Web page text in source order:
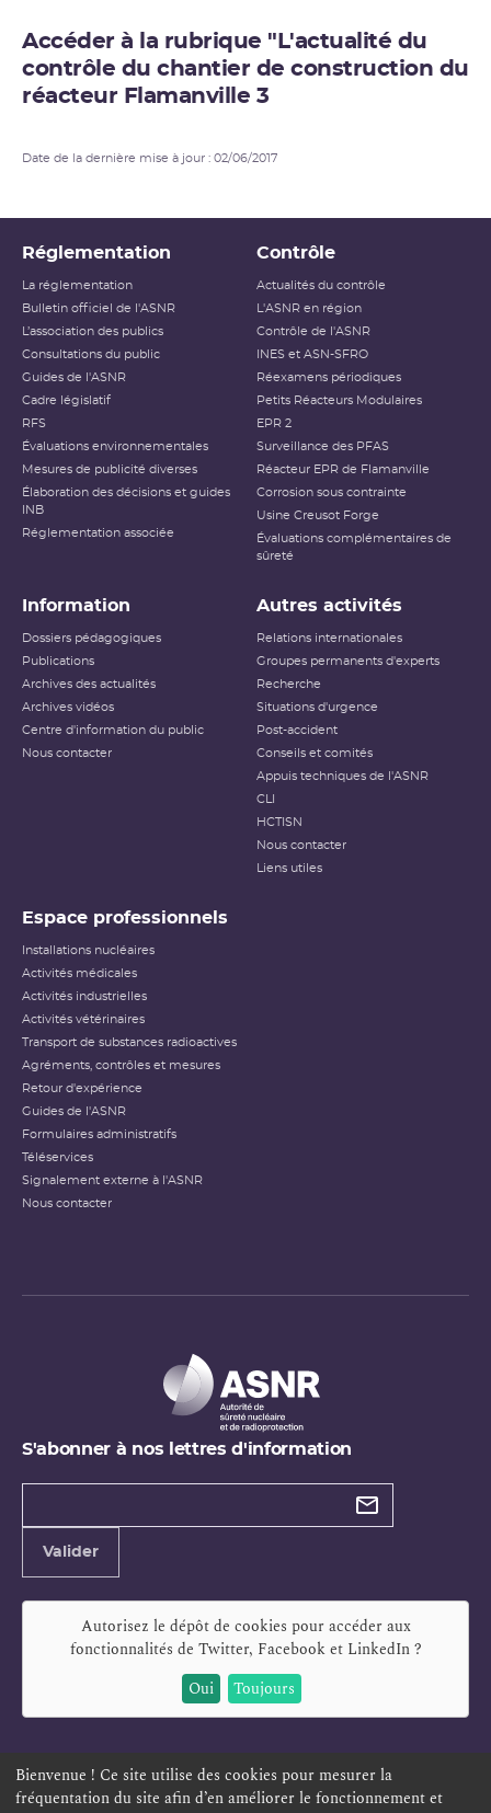
Accéder à la rubrique "L'actualité du
contrôle du chantier de construction du
réacteur Flamanville 3
Date de la dernière mise à jour : 02/06/2017
Réglementation
La réglementation
Bulletin officiel de l'ASNR
L’association des publics
Consultations du public
Guides de l'ASNR
Cadre législatif
RFS
Évaluations environnementales
Mesures de publicité diverses
Élaboration des décisions et guides
INB
Réglementation associée
Contrôle
Actualités du contrôle
L'ASNR en région
Contrôle de l'ASNR
INES et ASN-SFRO
Réexamens périodiques
Petits Réacteurs Modulaires
EPR 2
Surveillance des PFAS
Réacteur EPR de Flamanville
Corrosion sous contrainte
Usine Creusot Forge
Évaluations complémentaires de
sûreté
Information
Dossiers pédagogiques
Publications
Archives des actualités
Archives vidéos
Centre d'information du public
Nous contacter
Autres activités
Relations internationales
Groupes permanents d'experts
Recherche
Situations d'urgence
Post-accident
Conseils et comités
Appuis techniques de l'ASNR
CLI
HCTISN
Nous contacter
Liens utiles
Espace professionnels
Installations nucléaires
Activités médicales
Activités industrielles
Activités vétérinaires
Transport de substances radioactives
Agréments, contrôles et mesures
Retour d'expérience
Guides de l'ASNR
Formulaires administratifs
Téléservices
Signalement externe à l'ASNR
Nous contacter
S'abonner à nos lettres d'information
Types de
Valider
Autorisez le dépôt de cookies pour accéder aux
fonctionnalités de Twitter, Facebook et LinkedIn?
Oui
Toujours
ESPACE PERSONNEL OFFRES D'EMPLOI SIGNALEMENT
Bienvenue ! Ce site utilise des cookies pour mesurer la
fréquentation du site afin d’en améliorer le fonctionnement et